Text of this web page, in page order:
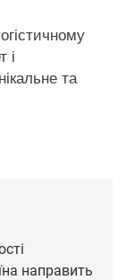
і
та
направить